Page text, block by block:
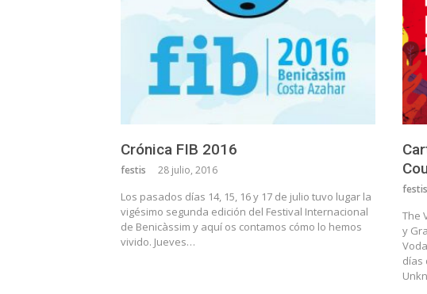
Crónica FIB 2016
festis 28 julio, 2016
Los pasados días 14, 15, 16 y 17 de julio tuvo lugar la
vigésimo segunda edición del Festival Internacional
de Benicàssim y aquí os contamos cómo lo hemos
vivido. Jueves…
festis
The
y
días